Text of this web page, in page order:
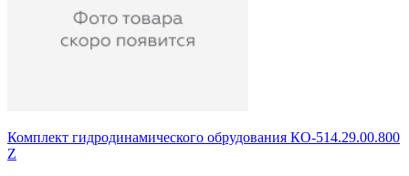
Комплект гидродинамического обрудования КО-514.29.00.800
Z